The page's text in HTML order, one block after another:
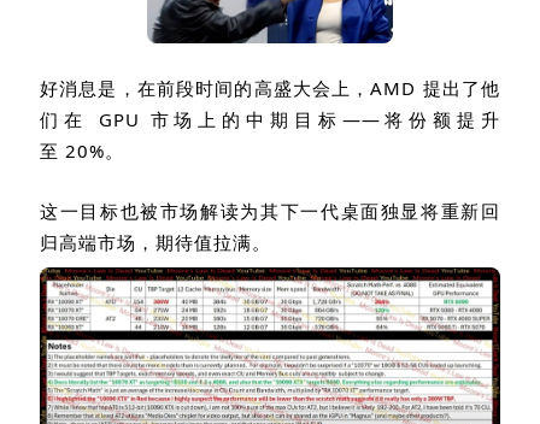
好消息是，在前段时间的高盛大会上，AMD 提出了他
们在 GPU 市场上的中期目标 —— 将份额提升
至 20%。
这一目标也被市场解读为其下一代桌面独显将重新回
归高端市场，期待值拉满。